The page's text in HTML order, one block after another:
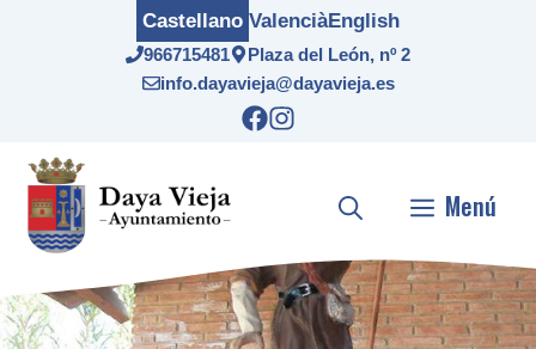
966715481
Plaza del León, nº 2
info.dayavieja@dayavieja.es
Castellano ValenciàEnglish
Menú